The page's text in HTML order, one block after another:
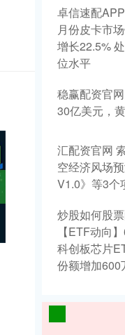
卓信速配
月份皮卡市
增长22.5%
位水平
稳赢配资官
30亿美元，
汇配资官网
空经济风场
V1.0》等3个
炒股如何股
【ETF动向
科创板芯片
份额增加600